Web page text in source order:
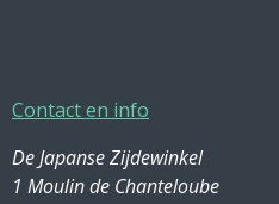
Contact en info
De Japanse Zijdewinkel
1 Moulin de Chanteloube